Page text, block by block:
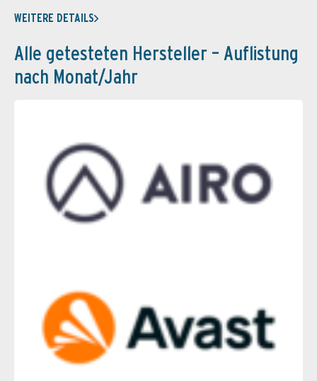
WEITERE DETAILS
Alle getesteten Hersteller – Auflistung
nach Monat/Jahr